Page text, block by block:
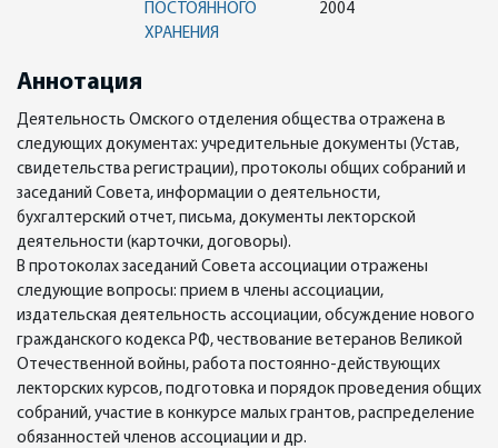
ПОСТОЯННОГО
ХРАНЕНИЯ
2004
Аннотация
Деятельность Омского отделения общества отражена в
следующих документах: учредительные документы (Устав,
свидетельства регистрации), протоколы общих собраний и
заседаний Совета, информации о деятельности,
бухгалтерский отчет, письма, документы лекторской
деятельности (карточки, договоры).
В протоколах заседаний Совета ассоциации отражены
следующие вопросы: прием в члены ассоциации,
издательская деятельность ассоциации, обсуждение нового
гражданского кодекса РФ, чествование ветеранов Великой
Отечественной войны, работа постоянно-действующих
лекторских курсов, подготовка и порядок проведения общих
собраний, участие в конкурсе малых грантов, распределение
обязанностей членов ассоциации и др.